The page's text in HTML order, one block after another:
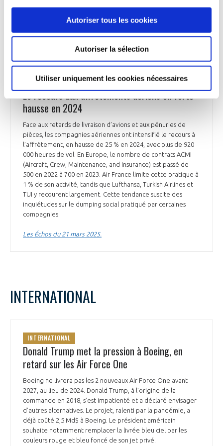
Autoriser tous les cookies
Autoriser la sélection
Utiliser uniquement les cookies nécessaires
Ensemble de la presse du 21 mars 2025
AVIATION COMMERCIALE
Le recours aux affrètements aériens en forte
hausse en 2024
Face aux retards de livraison d’avions et aux pénuries de
pièces, les compagnies aériennes ont intensifié le recours à
l’affrètement, en hausse de 25 % en 2024, avec plus de 920
000 heures de vol. En Europe, le nombre de contrats ACMI
(Aircraft, Crew, Maintenance, and Insurance) est passé de
500 en 2022 à 700 en 2023. Air France limite cette pratique à
1 % de son activité, tandis que Lufthansa, Turkish Airlines et
TUI y recourent largement. Cette tendance suscite des
inquiétudes sur le dumping social pratiqué par certaines
compagnies.
Les Échos du 21 mars 2025.
INTERNATIONAL
INTERNATIONAL
Donald Trump met la pression à Boeing, en
retard sur les Air Force One
Boeing ne livrera pas les 2 nouveaux Air Force One avant
2027, au lieu de 2024. Donald Trump, à l’origine de la
commande en 2018, s’est impatienté et a déclaré envisager
d’autres alternatives. Le projet, ralenti par la pandémie, a
déjà coûté 2,5 Md$ à Boeing. Le président américain
souhaite notamment remplacer la livrée bleu ciel par les
couleurs rouge et bleu foncé de son jet privé.